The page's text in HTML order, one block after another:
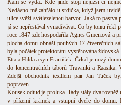
Kam se vydat. Kde jinde stojí nejužší či
Nedávno mě zahřálo u srdíčka, když jsem
ulice svěží světlezelenou barvou. Jaká to pastva
já se nepřestával vynadívávat. Co by tomu řekl
roce 1847 zde hospodařila Agnes Gmentová a
plocha domu obnáší pouhých 17 čtverečních
byla počátek protektorátu vystěhována
Etta a Hilda a syn František. Čekal je nový
do koncentračních táborů Trawniki a
Zdejší obchodník textilem pan Jan Tuček
popraven.
Kousek odtud je proluka. Tady stály dva
v přízemí krámek a vstupní dveře do